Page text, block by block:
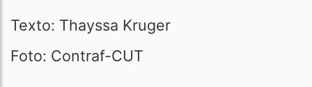
Texto: Thayssa Kruger
Foto: Contraf-CUT